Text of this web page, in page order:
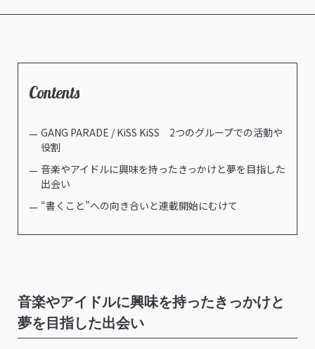
Contents
GANG PARADE / KiSS KiSS 2つのグループでの活動や
役割
音楽やアイドルに興味を持ったきっかけと夢を目指した
出会い
“書くこと”への向き合いと連載開始にむけて
音楽やアイドルに興味を持ったきっかけと
夢を目指した出会い